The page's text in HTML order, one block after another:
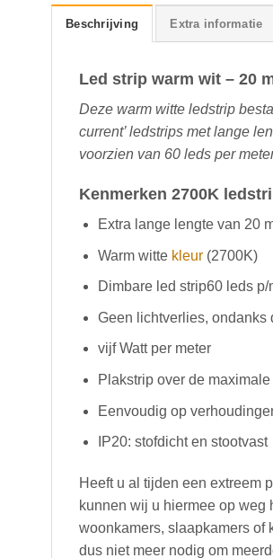
Beschrijving Extra informatie
Led strip warm wit – 20
Deze warm witte ledstrip
current’ ledstrips met lange
voorzien van 60 leds per
Kenmerken 2700K
Extra lange lengte van 20
Warm witte kleur(2700K)
Dimbare led strip60 leds p/
Geen lichtverlies, ondanks
vijf Watt per meter
Plakstrip over de
Eenvoudig op
IP20: stofdicht en stootvast
Heeft u al tijden een extreem
kunnen wij u hiermee op weg
woonkamers, slaapkamers of
dus niet meer nodig om